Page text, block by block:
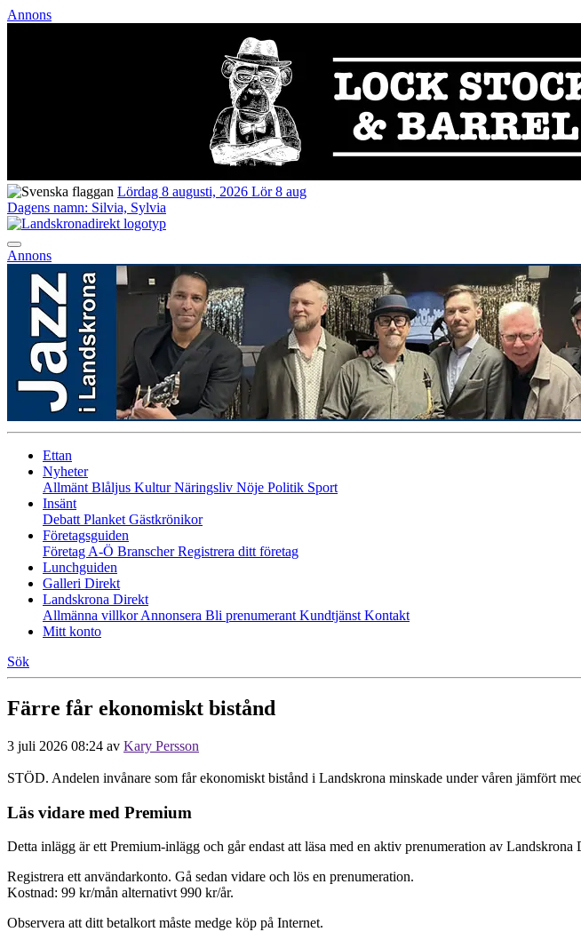
Annons
Lördag 8 augusti, 2026 Lör 8 aug
Dagens namn: Silvia, Sylvia
Annons
Ettan
Nyheter
Allmänt Blåljus KulturNäringsliv Nöje Politik Sport
Insänt
Debatt Planket Gästkrönikor
Företagsguiden
Företag A-Ö BranscherRegistrera ditt företag
Lunchguiden
Galleri Direkt
Landskrona Direkt
Allmänna villkorAnnonsera Bli prenumerant Kundtjänst Kontakt
Mitt konto
Sök
Färre får ekonomiskt bistånd
3 juli 2026 08:24 av Kary Persson
STÖD. Andelen invånare som får ekonomiskt bistånd i Landskrona minskade under våren jämfört
Läs vidare med Premium
Detta inlägg är ett Premium-inlägg och går endast att läsa med en aktiv prenumeration av Landskrona
Registrera ett användarkonto. Gå sedan vidare och lös en prenumeration.
Kostnad: 99 kr/mån alternativt 990 kr/år.
Observera att ditt betalkort måste medge köp på Internet.